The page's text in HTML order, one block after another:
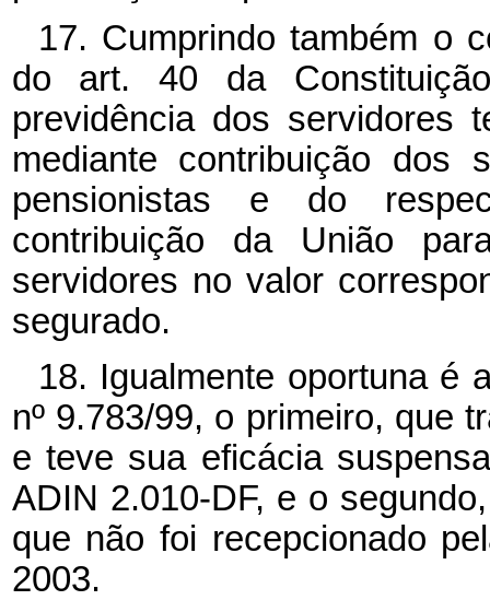
17. Cumprindo também o
do art. 40 da
previdência dos servidores
mediante contribuição
pensionistas e do
contribuição da União
servidores no valor
segurado.
18. Igualmente oportuna é
nº 9.783/99, o primeiro, que
e teve sua eficácia
ADIN 2.010-DF, e o
que não foi recepcionado
2003.